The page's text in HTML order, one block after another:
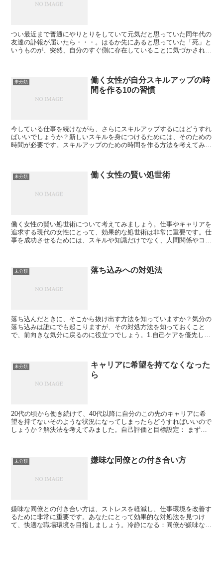
つい最近まで普通にやりとりをしていて元気だと思っていた同年代の
友達の訃報が届いたら・・・。はるか先にあると思っていた「死」と
いうものが、突然、自分のすぐ側に存在していることに気づかされま
未分類
働く女性が自分スキルアップの時
間を作る10の習慣
今している仕事を続けながら、さらにスキルアップするにはどうすれ
ばいいでしょうか？新しいスキルを身につけるためには、そのための
時間が必要です。スキルアップのための時間を作る方法を考えてみま
未分類 働く女性の賢い処世術
働く女性の賢い処世術について考えてみましょう。仕事やキャリアを
追求する現代の女性にとって、効果的な処世術は非常に重要です。仕
事を成功させるためには、スキルや知識だけでなく、人間関係やコミ
未分類 落ち込みへの対処法
落ち込んだときに、そこから抜け出す方法を知っていますか？気分の
落ち込みは誰にでも起こりますが、その対処方法を知っておくこと
で、前向きな気分に戻るのに役立つでしょう。1.自己ケアを優先しま
未分類
キャリアに希望を持てなくなった
ら
20代の頃から働き続けて、40代以降に自分のこの先のキャリアに希
望を持てないそのような状況になってしまったらどうすればいいので
しょうか？解決法を考えてみました。自己評価と目標設定： まず最
未分類 嫌味な同僚との付き合い方
嫌味な同僚との付き合い方は、ストレスを軽減し、仕事環境を改善す
るために非常に重要です。あなたにとって効果的な対処法を見つけ
て、快適な職場環境を目指しましょう。冷静になる：同僚が嫌味な発